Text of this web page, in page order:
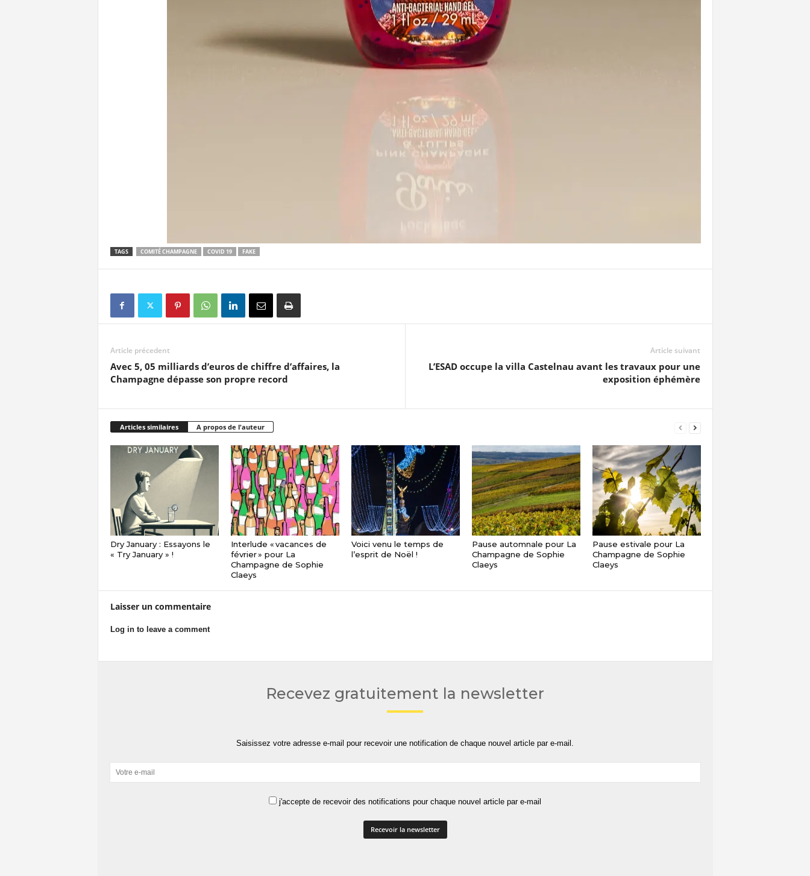
TAGS COMITÉ CHAMPAGNE COVID 19 FAKE
Article précedent
Avec 5, 05 milliards d’euros de chiffre d’affaires, la
Champagne dépasse son propre record
Article suivant
L’ESAD occupe la villa Castelnau avant les travaux pour une
exposition éphémère
Articles similaires A propos de l'auteur
Dry January : Essayons le
« Try January » !
Interlude « vacances de
février » pour La
Champagne de Sophie
Claeys
Voici venu le temps de
l’esprit de Noël !
Pause automnale pour La
Champagne de Sophie
Claeys
Pause estivale pour La
Champagne de Sophie
Claeys
Laisser un commentaire
Log in to leave a comment
Recevez gratuitement la newsletter
Saisissez votre adresse e-mail pour recevoir une notification de chaque nouvel article par e-mail.
j'accepte de recevoir des notifications pour chaque nouvel article par e-mail